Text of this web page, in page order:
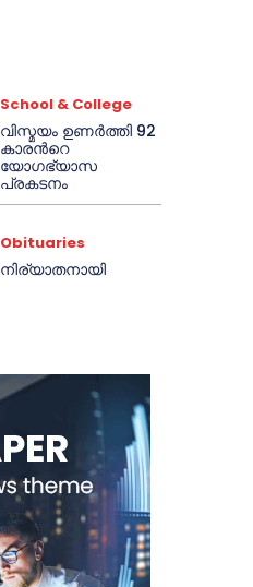
School & College
വിസ്മയം ഉണർത്തി 92
കാരൻറെ
യോഗഭ്യാസ
പ്രകടനം
Obituaries
നിര്യാതനായി